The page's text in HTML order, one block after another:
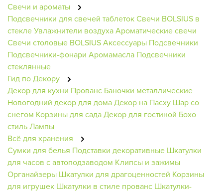
Свечи и ароматы
Подсвечники для свечей таблетокСвечи BOLSIUS в
стеклеУвлажнители воздухаАроматические свечи
Свечи столовые BOLSIUSАксессуары Подсвечники
Подсвечники-фонари Аромамасла Подсвечники
стеклянные
Гид по Декору
Декор для кухни Прованс Баночки металлические
Новогодний декор для домаДекор на Пасху Шар со
снегом Корзины для садаДекор для гостиной Бохо
стильЛампы
Всё для хранения
Сумки для белья Подставки декоративные Шкатулки
для часов с автоподзаводом Клипсы и зажимы
Органайзеры Шкатулки для драгоценностей Корзины
для игрушек Шкатулки в стиле прованс Шкатулки-